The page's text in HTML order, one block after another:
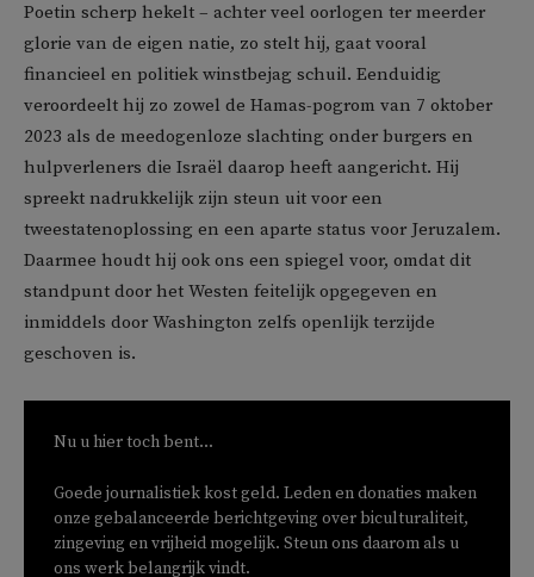
Poetin scherp hekelt – achter veel oorlogen ter meerder
glorie van de eigen natie, zo stelt hij, gaat vooral
financieel en politiek winstbejag schuil. Eenduidig
veroordeelt hij zo zowel de Hamas-pogrom van 7 oktober
2023 als de meedogenloze slachting onder burgers en
hulpverleners die Israël daarop heeft aangericht. Hij
spreekt nadrukkelijk zijn steun uit voor een
tweestatenoplossing en een aparte status voor Jeruzalem.
Daarmee houdt hij ook ons een spiegel voor, omdat dit
standpunt door het Westen feitelijk opgegeven en
inmiddels door Washington zelfs openlijk terzijde
geschoven is.
Nu u hier toch bent...
Goede journalistiek kost geld. Leden en donaties maken
onze gebalanceerde berichtgeving over biculturaliteit,
zingeving en vrijheid mogelijk. Steun ons daarom als u
ons werk belangrijk vindt.